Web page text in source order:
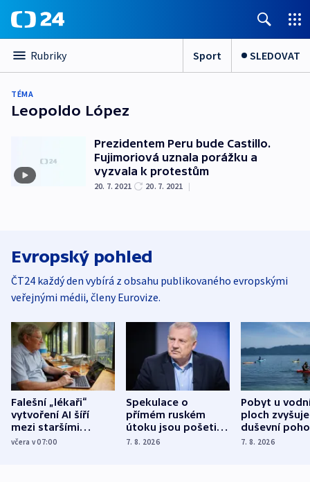
Rubriky Sport SLEDOVAT
TÉMA
Leopoldo López
Prezidentem Peru bude Castillo.
Fujimoriová uznala porážku a
vyzvala k protestům
20. 7. 2021 20. 7. 2021 |
Evropský pohled
ČT24 každý den vybírá z obsahu publikovaného evropskými
veřejnými médii, členy Eurovize.
Falešní „lékaři“
vytvoření AI šíří
mezi staršími
Poláky nebezpečné
včera v 07:00
Spekulace o
přímém ruském
útoku jsou pošetilé,
míní estonský
7. 8. 2026
Pobyt u
ploch zvyšuje
duševní
ukázala
7. 8. 2026